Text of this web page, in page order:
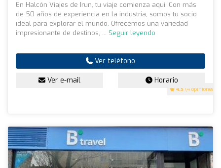
4.5 (4 opiniones)
En Halcón Viajes de Irun, tu viaje comienza aquí. Con más
de 50 años de experiencia en la industria, somos tu socio
ideal para explorar el mundo. Ofrecemos una variedad
impresionante de destinos, ... Seguir leyendo
Ver teléfono
Ver e-mail Horario